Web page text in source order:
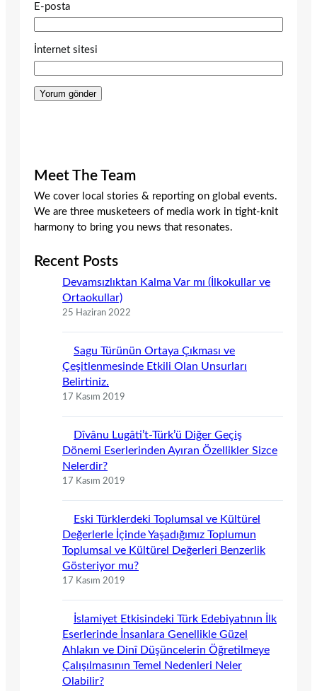
E-posta
İnternet sitesi
Meet The Team
We cover local stories & reporting on global events.
We are three musketeers of media work in tight-knit
harmony to bring you news that resonates.
Recent Posts
Devamsızlıktan Kalma Var mı (İlkokullar ve
Ortaokullar)
25 Haziran 2022
Sagu Türünün Ortaya Çıkması ve
Çeşitlenmesinde Etkili Olan Unsurları
Belirtiniz.
17 Kasım 2019
Dîvânu Lugâti’t-Türk’ü Diğer Geçiş
Dönemi Eserlerinden Ayıran Özellikler Sizce
Nelerdir?
17 Kasım 2019
Eski Türklerdeki Toplumsal ve Kültürel
Değerlerle İçinde Yaşadığımız Toplumun
Toplumsal ve Kültürel Değerleri Benzerlik
Gösteriyor mu?
17 Kasım 2019
İslamiyet Etkisindeki Türk Edebiyatının İlk
Eserlerinde İnsanlara Genellikle Güzel
Ahlakın ve Dinî Düşüncelerin Öğretilmeye
Çalışılmasının Temel Nedenleri Neler
Olabilir?